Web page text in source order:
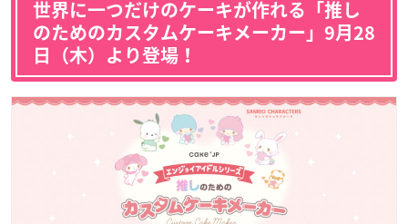
世界に一つだけのケーキが作れる「推し
のためのカスタムケーキメーカー」9月28
日（木）より登場！